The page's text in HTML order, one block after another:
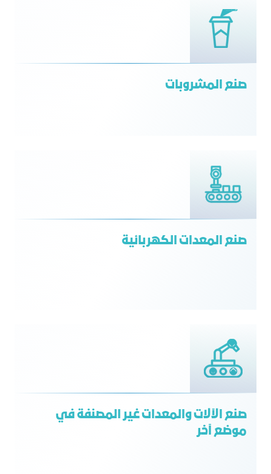
صنع المشروبات
صنع المعدات الكهربائية
صنع الآلات والمعدات غير المصنفة في
موضع آخر